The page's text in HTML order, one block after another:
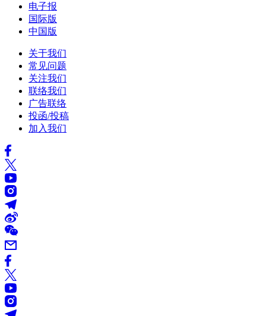
电子报
国际版
中国版
关于我们
常见问题
关注我们
联络我们
广告联络
投函/投稿
加入我们